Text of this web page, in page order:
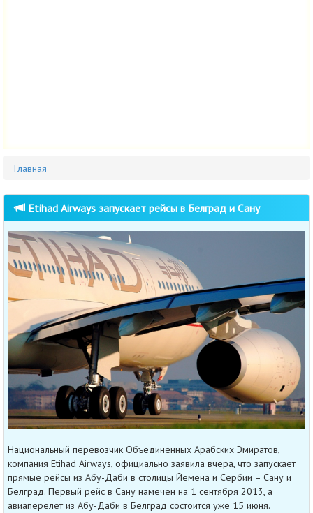
Главная
Etihad Airways запускает рейсы в Белград и Сану
Национальный перевозчик Объединенных Арабских Эмиратов,
компания Etihad Airways, официально заявила вчера, что запускает
прямые рейсы из Абу-Даби в столицы Йемена и Сербии – Сану и
Белград. Первый рейс в Сану намечен на 1 сентября 2013, а
авиаперелет из Абу-Даби в Белград состоится уже 15 июня.